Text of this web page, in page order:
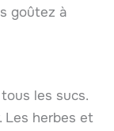
goûtez à
les sucs.
Les herbes et